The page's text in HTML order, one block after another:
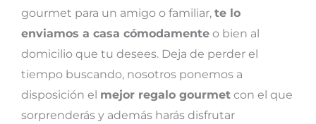
gourmet para un amigo o familiar, te lo
enviamos a casa cómodamente o bien al
domicilio que tu desees. Deja de perder el
tiempo buscando, nosotros ponemos a
disposición el mejor regalo gourmet con el que
sorprenderás y además harás disfrutar